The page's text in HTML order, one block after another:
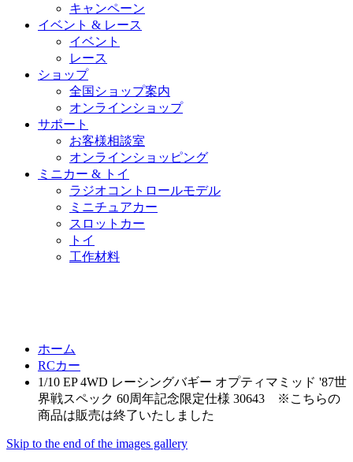
キャンペーン
イベント & レース
イベント
レース
ショップ
全国ショップ案内
オンラインショップ
サポート
お客様相談室
オンラインショッピング
ミニカー & トイ
ラジオコントロールモデル
ミニチュアカー
スロットカー
トイ
工作材料
ホーム
RCカー
1/10 EP 4WD レーシングバギー オプティマミッド '87世
界戦スペック 60周年記念限定仕様 30643 ※こちらの
商品は販売は終了いたしました
Skip to the end of the images gallery